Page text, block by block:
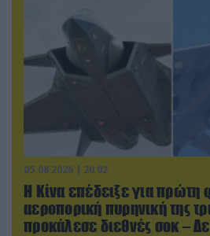
05.08.2026 | 20:02
Η Κίνα επέδειξε για πρώτη
αεροπορική πυρηνική της
προκάλεσε διεθνές σοκ –